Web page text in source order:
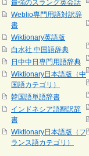
最強のスラング英会話
Weblio専門用語対訳辞
書
Wiktionary英語版
白水社 中国語辞典
日中中日専門用語辞典
Wiktionary日本語版（中
国語カテゴリ）
韓国語単語辞書
インドネシア語翻訳辞
書
Wiktionary日本語版（フ
ランス語カテゴリ）